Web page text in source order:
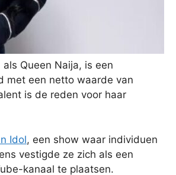
Queen Naija, is een
met een netto waarde van
is de reden voor haar
Idol, een show waar individuen
vestigde ze zich als een
kanaal te plaatsen.